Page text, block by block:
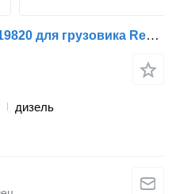
Пневмоклапан Renault K019820 для грузовика Renault T (2013-)
дизель